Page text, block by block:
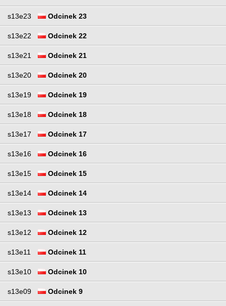
s13e23 Odcinek 23
s13e22 Odcinek 22
s13e21 Odcinek 21
s13e20 Odcinek 20
s13e19 Odcinek 19
s13e18 Odcinek 18
s13e17 Odcinek 17
s13e16 Odcinek 16
s13e15 Odcinek 15
s13e14 Odcinek 14
s13e13 Odcinek 13
s13e12 Odcinek 12
s13e11 Odcinek 11
s13e10 Odcinek 10
s13e09 Odcinek 9